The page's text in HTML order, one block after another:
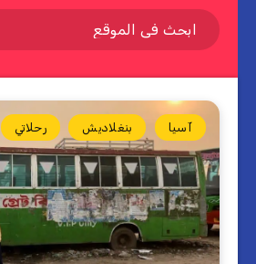
آسيا بنغلاديش رحلاتي